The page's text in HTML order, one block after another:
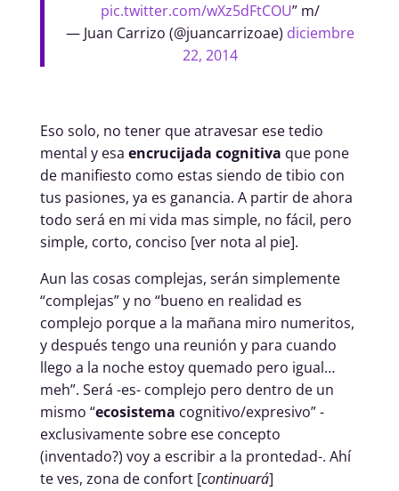
pic.twitter.com/wXz5dFtCOU” m/
— Juan Carrizo (@juancarrizoae) diciembre
22, 2014
Eso solo, no tener que atravesar ese tedio
mental y esa encrucijada cognitiva que pone
de manifiesto como estas siendo de tibio con
tus pasiones, ya es ganancia. A partir de ahora
todo será en mi vida mas simple, no fácil, pero
simple, corto, conciso [ver nota al pie].
Aun las cosas complejas, serán simplemente
“complejas” y no “bueno en realidad es
complejo porque a la mañana miro numeritos,
y después tengo una reunión y para cuando
llego a la noche estoy quemado pero igual…
meh”. Será -es- complejo pero dentro de un
mismo “ecosistema cognitivo/expresivo” -
exclusivamente sobre ese concepto
(inventado?) voy a escribir a la prontedad-. Ahí
te ves, zona de confort [continuará]